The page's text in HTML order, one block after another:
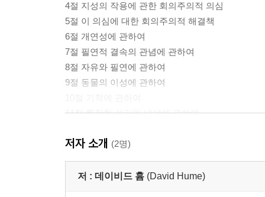
4절 지성의 작용에 관한 회의주의적 의심
5절 이 의심에 대한 회의주의적 해결책
6절 개연성에 관하여
7절 필연적 결속의 관념에 관하여
8절 자유와 필연에 관하여
9절 동물의 이성에 관하여
11절 특정한 섭리와 내세에 관하여
옮긴이 해제
찾아보기
저자 소개 (2명)
저 : 데이비드 흄 (David Hume)